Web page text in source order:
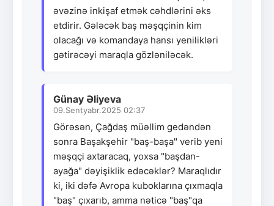
əvəzinə inkişaf etmək cəhdlərini əks
etdirir. Gələcək baş məşqçinin kim
olacağı və komandaya hansı yenilikləri
gətirəcəyi maraqla gözləniləcək.
Günay Əliyeva
09.Sentyabr.2025 02:37
Görəsən, Çağdaş müəllim gedəndən
sonra Başakşehir "baş-başa" verib yeni
məşqçi axtaracaq, yoxsa "başdan-
ayağa" dəyişiklik edəcəklər? Maraqlıdır
ki, iki dəfə Avropa kuboklarına çıxmaqla
"baş" çıxarıb, amma nəticə "baş"qa